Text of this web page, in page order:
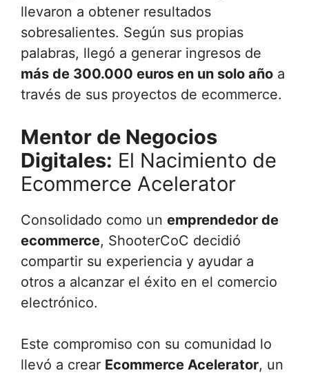
llevaron a obtener resultados
sobresalientes. Según sus propias
palabras, llegó a generar ingresos de
más de 300.000 euros en un solo año a
través de sus proyectos de ecommerce.
Mentor de Negocios
Digitales: El Nacimiento de
Ecommerce Acelerator
Consolidado como un emprendedor de
ecommerce, ShooterCoC decidió
compartir su experiencia y ayudar a
otros a alcanzar el éxito en el comercio
electrónico.
Este compromiso con su comunidad lo
llevó a crear Ecommerce Acelerator, un